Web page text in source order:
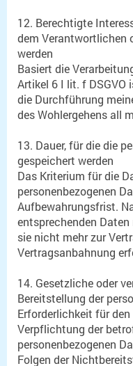
12. Berechtigte
dem Verantwortlichen
werden
Basiert die
Artikel 6 I lit. f DSGVO
die Durchführung
des Wohlergehens all
13. Dauer, für die die
gespeichert werden
Das Kriterium für die
personenbezogenen
Aufbewahrungsfrist.
entsprechenden
sie nicht mehr zur
Vertragsanbahnung
14. Gesetzliche oder
Bereitstellung der
Erforderlichkeit für
Verpflichtung der
personenbezogenen
Folgen der